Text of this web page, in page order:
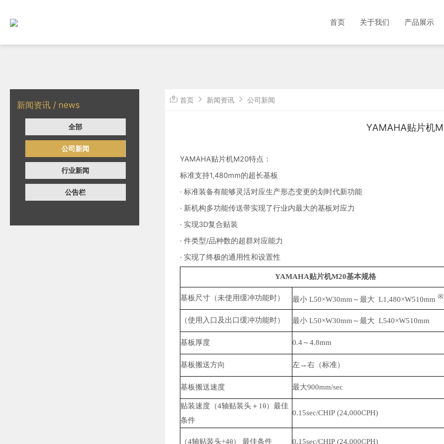
首页 关于我们 产品展示
新闻资讯 / news
全部
公司新闻
行业新闻
公告栏
首页 新闻资讯 公司新闻
YAMAHA贴片机
YAMAHA贴片机M20特点：
标准支持1,480mm的超长基板
· 标准装备有能够灵活对应生产形态变更的划时代新功能
· 新机构多功能传送带实现了行业内最大的基板对应力
· 实现3D复合贴装
· 件类型/品种数的超群对应能力
· 实现了终极的通用性和设置性
YAMAHA贴片机M20基本规格
基板尺寸（未使用缓冲功能时） 最小 L50×W30mm～最大 L1,480×W510mm
（使用入口及出口缓冲功能时） 最小 L50×W30mm～最大 L540×W510mm
基板厚度 0.4～4.8mm
基板搬送方向 左→右（标准）
基板搬送速度 最大900mm/sec
贴装速度（4轴贴装头＋1θ）最佳
条件
0.15sec/CHIP (24,000CPH)
（4轴贴装头+4θ） 最佳条件 0.15sec/CHIP (24,000CPH)